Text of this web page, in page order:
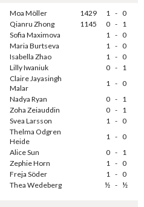
Moa Möller 1429 1 - 0
Qianru Zhong 1145 0 - 1
Sofia Maximova 1 - 0
Maria Burtseva 1 - 0
Isabella Zhao 1 - 0
Lilly Iwaniuk 0 - 1
Claire Jayasingh
Malar
1 - 0
Nadya Ryan 0 - 1
Zoha Zeiauddin 0 - 1
Svea Larsson 1 - 0
Thelma Odgren
Heide
1 - 0
Alice Sun 0 - 1
Zephie Horn 1 - 0
Freja Söder 1 - 0
Thea Wedeberg ½ - ½